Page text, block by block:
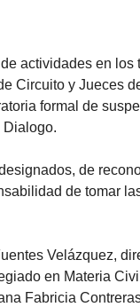
actividades en
Circuito y Jueces
formal de
Dialogo.
de
de tomar
Velázquez,
en Materia
Fabricia